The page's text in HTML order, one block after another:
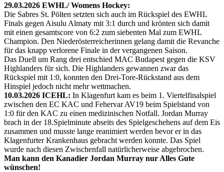
29.03.2026 EWHL/ Womens Hockey:
Die Sabres St. Pölten setzten sich auch im Rückspiel des EWHL
Finals gegen Aisulu Almaty mit 3:1 durch und krönten sich damit
mit einen gesamtscore von 6:2 zum siebenten Mal zum EWHL
Champion. Den Niederösterreicherinnen gelang damit die Revanche
für das knapp verlorene Finale in der vergangenen Saison.
Das Duell um Rang drei entschied MAC Budapest gegen die KSV
Highlanders für sich. Die Highlanders gewannen zwar das
Rückspiel mit 1:0, konnten den Drei-Tore-Rückstand aus dem
Hinspiel jedoch nicht mehr wettmachen.
10.03.2026 ICEHL: In Klagenfurt kam es beim 1. Viertelfinalspiel
zwischen den EC KAC und Fehervar AV19 beim Spielstand von
1:0 für den KAC zu einen medizinischen Notfall. Jordan Murray
brach in der 18.Spielminute abseits des Spielgeschehens auf dem Eis
zusammen und musste lange reanimiert werden bevor er in das
Klagenfurter Krankenhaus gebracht werden konnte. Das Spiel
wurde nach diesen Zwischenfall natürlicherweise abgebrochen.
Man kann den Kanadier Jordan Murray nur Alles Gute
wünschen!